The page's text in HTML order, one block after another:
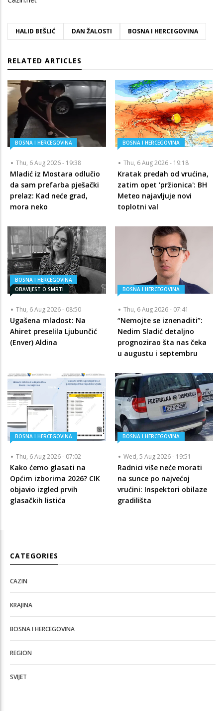
HALID BEŠLIĆ DAN ŽALOSTI BOSNA I HERCEGOVINA
RELATED ARTICLES
BOSNA I HERCEGOVINA
Thu, 6 Aug 2026 - 19:38
Mladić iz Mostara odlučio
da sam prefarba pješački
prelaz: Kad neće grad,
mora neko
BOSNA I HERCEGOVINA
Thu, 6 Aug 2026 - 19:18
Kratak predah od vrućina,
zatim opet 'pržionica': BH
Meteo najavljuje novi
toplotni val
BOSNA I HERCEGOVINA
OBAVIJEST O SMRTI
Thu, 6 Aug 2026 - 08:50
Ugašena mladost: Na
Ahiret preselila Ljubunčić
(Enver) Aldina
BOSNA I HERCEGOVINA
Thu, 6 Aug 2026 - 07:41
“Nemojte se iznenaditi”:
Nedim Sladić detaljno
prognozirao šta nas čeka
u augustu i septembru
BOSNA I HERCEGOVINA
Thu, 6 Aug 2026 - 07:02
Kako ćemo glasati na
Općim izborima 2026? CIK
objavio izgled prvih
glasačkih listića
BOSNA I HERCEGOVINA
Wed, 5 Aug 2026 - 19:51
Radnici više neće morati
na sunce po najvećoj
vrućini: Inspektori obilaze
gradilišta
CATEGORIES
CAZIN
KRAJINA
BOSNA I HERCEGOVINA
REGION
SVIJET